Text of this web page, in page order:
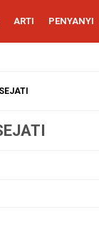
ARTI PENYANYI